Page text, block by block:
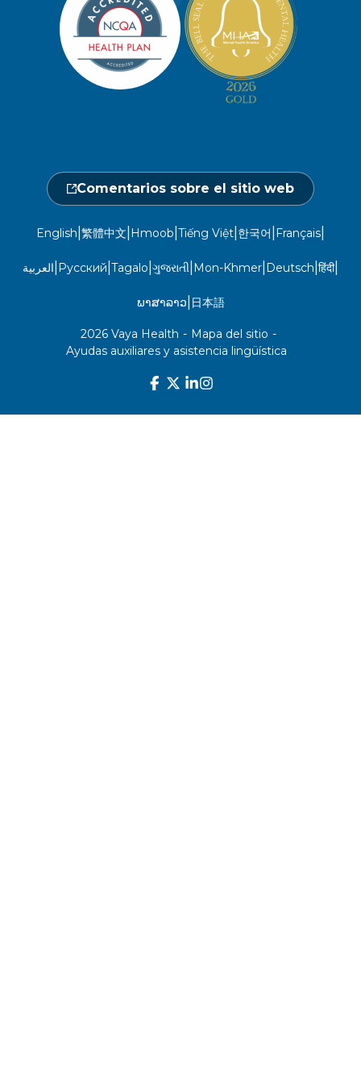
beneficiarios
Abierto de lunes a sábado, de 7.00 a
18.00 h.
24 horas al día, 7 días a la semana
Redacción
Ubicaciones
Calendario de actos
Hágase un chequeo médico
Central de proveedores
Política de privacidad del sitio web
No discriminación
Comentarios sobre el sitio web
English 繁體中文 Hmoob Tiếng Việt 한국어 Français
العربية Русский Tagalo ગુજરાતી Mon-Khmer Deutsch हिंदी|
ພາສາລາວ 日本語
2026 Vaya Health - Mapa del sitio -
Ayudas auxiliares y asistencia lingüística